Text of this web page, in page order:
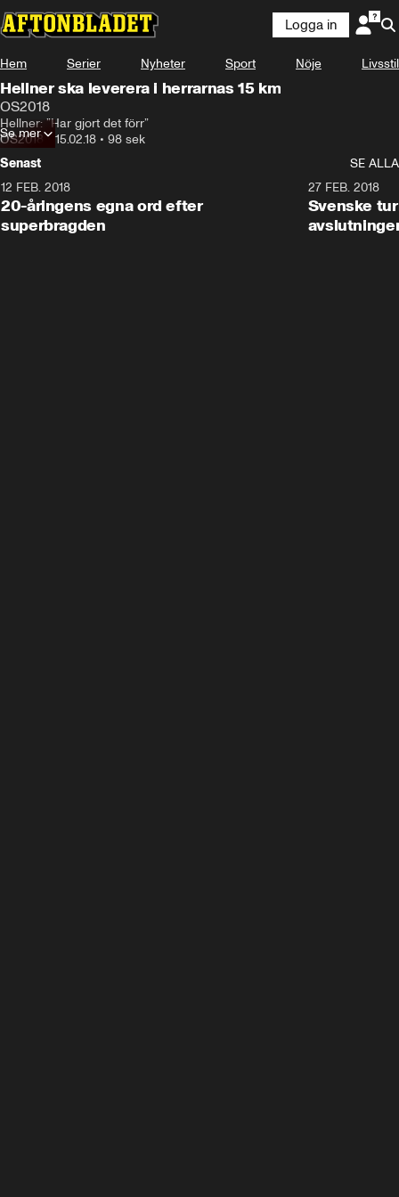
Logga in
Hem Serier Nyheter Sport Nöje Livsstil
Hellner ska leverera i herrarnas 15 km
OS2018
Hellner: ”Har gjort det förr”
OS2018• 15.02.18 • 98 sek
Se mer
Senast
SE ALLA
12 FEB. 2018
20-åringens egna ord efter
superbragden
27 FEB. 2018
Svenske